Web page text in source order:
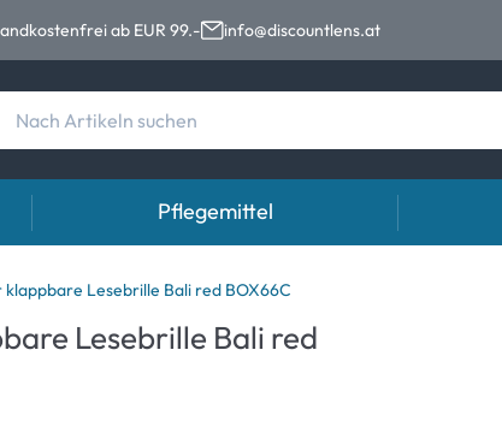
ab EUR 99.- info@discountlens.at
Linsen
Tragedauer
Tageslinsen
Pflegemittel
Marken
Eversee
Lesebrille Bali red BOX66C
Lesebrille Bali red